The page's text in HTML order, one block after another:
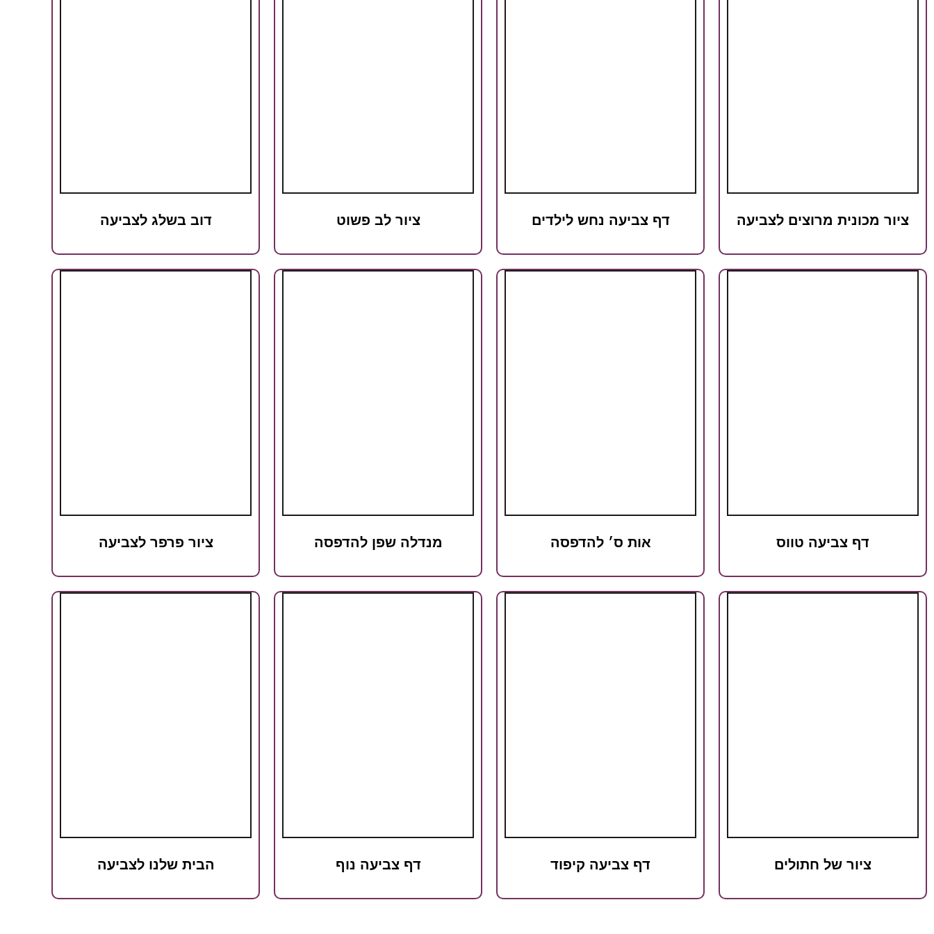
ציור מכונית מרוצים לצביעה דף צביעה נחש לילדים ציור לב פשוט דוב בשלג לצביעה
דף צביעה טווס אות ס׳ להדפסה מנדלה שפן להדפסה ציור פרפר לצביעה
ציור של חתולים דף צביעה קיפוד דף צביעה נוף הבית שלנו לצביעה